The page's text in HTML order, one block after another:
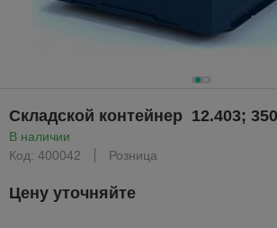
Складской контейнер 12.403;
В наличии
Код: 400042
Розница
Цену уточняйте